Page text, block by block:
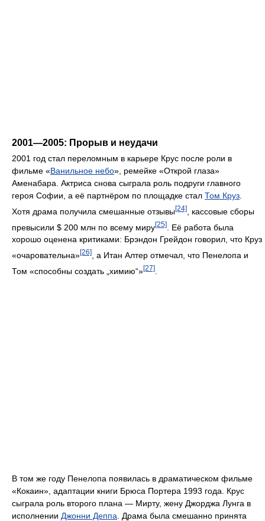
2001—2005: Прорыв и неудачи
2001 год стал переломным в карьере Крус после роли в
фильме «Ванильное небо», ремейке «Открой глаза»
Аменабара. Актриса снова сыграла роль подруги главного
героя Софии, а её партнёром по площадке стал Том Круз
Хотя драма получила смешанные отзывы[24]
, кассовые сборы
превысили $ 200 млн по всему миру[25]
. Её работа была
хорошо оценена критиками: Брэндон Грейдон говорил, что Круз
«очаровательна»[26]
, а Итан Алтер отмечал, что Пенелопа и
Том «способны создать „химию“»[27]
В том же году Пенелопа появилась в драматическом фильме
«Кокаин», адаптации книги Брюса Портера 1993 года. Крус
сыграла роль второго плана — Мирту, жену Джорджа Лунга в
исполнении Джонни Деппа . Драма была смешанно принята